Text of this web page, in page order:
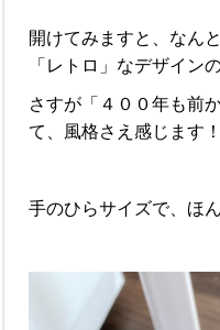
開けてみますと、なん
「レトロ」なデザイン
さすが「４００年も前
て、風格さえ感じます！
手のひらサイズで、ほ